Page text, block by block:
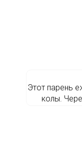
Этот парень
колы.